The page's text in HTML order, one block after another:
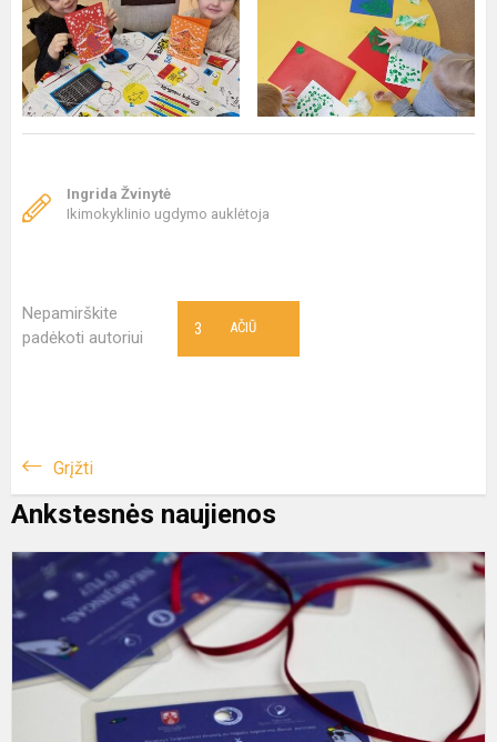
Ingrida Žvinytė
Ikimokyklinio ugdymo auklėtoja
Nepamirškite
padėkoti autoriui
AČIŪ
3
Grįžti
Ankstesnės naujienos